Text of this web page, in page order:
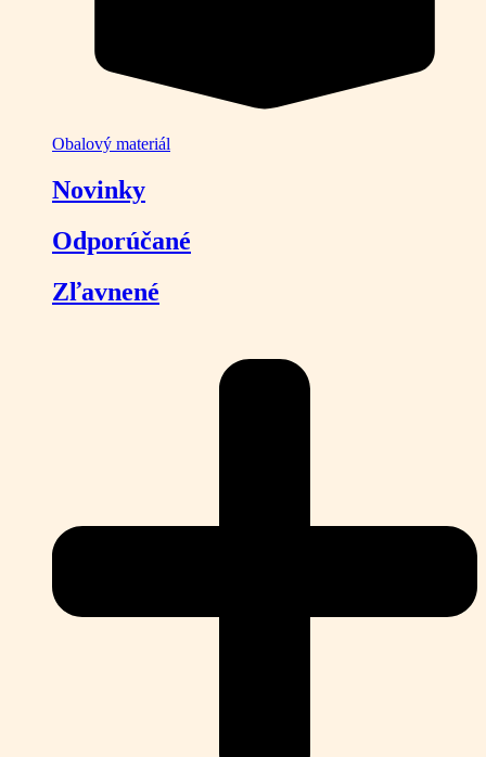
Obalový materiál
Novinky
Odporúčané
Zľavnené